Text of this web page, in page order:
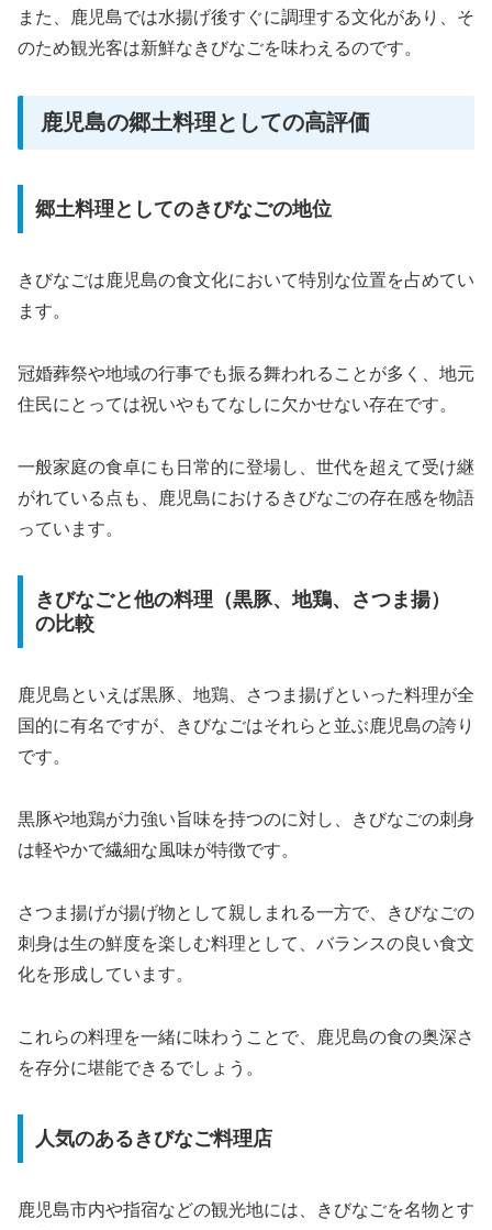
また、鹿児島では水揚げ後すぐに調理する文化があり、そ
のため観光客は新鮮なきびなごを味わえるのです。
鹿児島の郷土料理としての高評価
郷土料理としてのきびなごの地位
きびなごは鹿児島の食文化において特別な位置を占めてい
ます。
冠婚葬祭や地域の行事でも振る舞われることが多く、地元
住民にとっては祝いやもてなしに欠かせない存在です。
一般家庭の食卓にも日常的に登場し、世代を超えて受け継
がれている点も、鹿児島におけるきびなごの存在感を物語
っています。
きびなごと他の料理（黒豚、地鶏、さつま揚）
の比較
鹿児島といえば黒豚、地鶏、さつま揚げといった料理が全
国的に有名ですが、きびなごはそれらと並ぶ鹿児島の誇り
です。
黒豚や地鶏が力強い旨味を持つのに対し、きびなごの刺身
は軽やかで繊細な風味が特徴です。
さつま揚げが揚げ物として親しまれる一方で、きびなごの
刺身は生の鮮度を楽しむ料理として、バランスの良い食文
化を形成しています。
これらの料理を一緒に味わうことで、鹿児島の食の奥深さ
を存分に堪能できるでしょう。
人気のあるきびなご料理店
鹿児島市内や指宿などの観光地には、きびなごを名物とす